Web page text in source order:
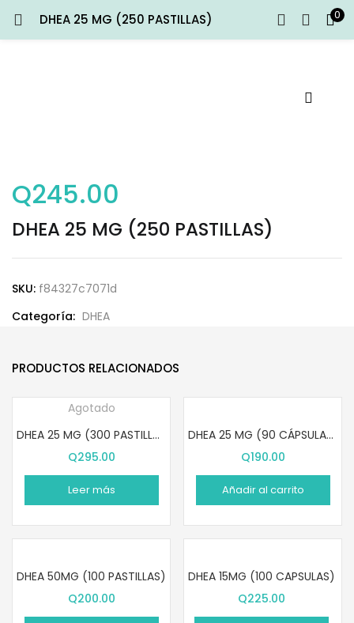
DHEA 25 MG (250 PASTILLAS) 0
DHEA 25 MG (250 PASTILLAS)
Q245.00
SKU: f84327c7071d
Categoría: DHEA
PRODUCTOS RELACIONADOS
Agotado
DHEA 25 MG (300 PASTILLAS)
Q295.00
Leer más
DHEA 25 MG (90 CÁPSULAS)
Q190.00
Añadir al carrito
DHEA 50MG (100 PASTILLAS)
Q200.00
DHEA 15MG (100 CAPSULAS)
Q225.00
ENTRAR REGISTRARSE
Recuérdame